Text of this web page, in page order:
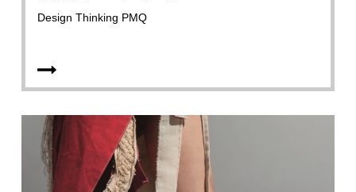
Design Thinking PMQ